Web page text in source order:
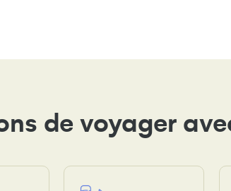
de voyager